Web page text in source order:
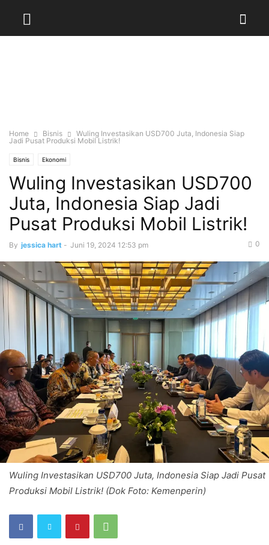
Home Bisnis
Wuling Investasikan USD700 Juta, Indonesia Siap
Jadi Pusat Produksi Mobil Listrik!
Bisnis Ekonomi
Wuling Investasikan USD700
Juta, Indonesia Siap Jadi
Pusat Produksi Mobil Listrik!
By jessica hart - Juni 19, 2024 12:53 pm 0
Wuling Investasikan USD700 Juta, Indonesia Siap Jadi Pusat
Produksi Mobil Listrik! (Dok Foto: Kemenperin)